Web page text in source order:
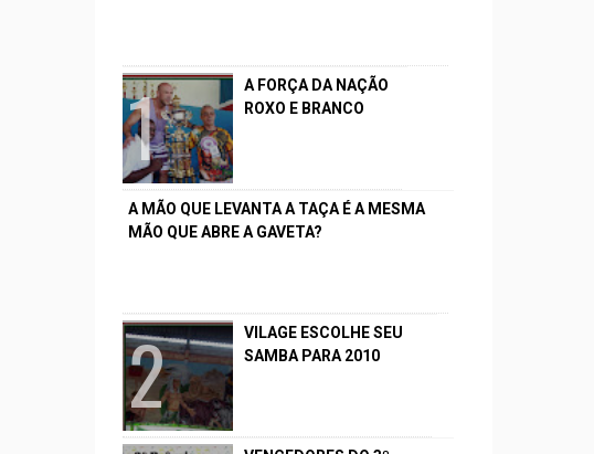
A FORÇA DA NAÇÃO
ROXO E BRANCO
A MÃO QUE LEVANTA A TAÇA É A MESMA
MÃO QUE ABRE A GAVETA?
VILAGE ESCOLHE SEU
SAMBA PARA 2010